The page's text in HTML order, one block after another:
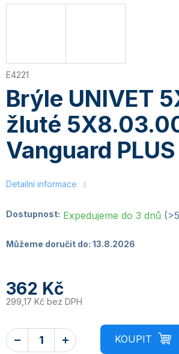
Brýle UNIVET
žluté
Vanguard PLUS
E4221
Detailní informace
Dostupnost: Expedujeme do 3 dnů
Můžeme doručit do: 13.8.2026
362 Kč
299,17 Kč bez DPH